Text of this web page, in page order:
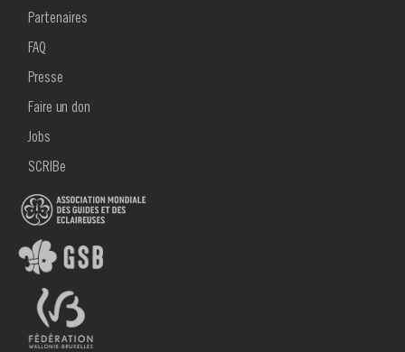
MENU
FOOTER
Partenaires
FAQ
Presse
Faire un don
Jobs
SCRIBe